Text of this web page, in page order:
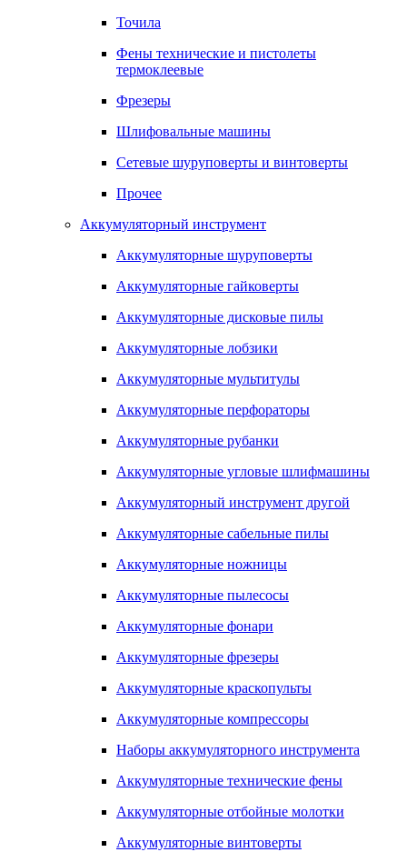
Точила
Фены технические и пистолеты
термоклеевые
Фрезеры
Шлифовальные машины
Сетевые шуруповерты и винтоверты
Прочее
Аккумуляторный инструмент
Аккумуляторные шуруповерты
Аккумуляторные гайковерты
Аккумуляторные дисковые пилы
Аккумуляторные лобзики
Аккумуляторные мультитулы
Аккумуляторные перфораторы
Аккумуляторные рубанки
Аккумуляторные угловые шлифмашины
Аккумуляторный инструмент другой
Аккумуляторные сабельные пилы
Аккумуляторные ножницы
Аккумуляторные пылесосы
Аккумуляторные фонари
Аккумуляторные фрезеры
Аккумуляторные краскопульты
Аккумуляторные компрессоры
Наборы аккумуляторного инструмента
Аккумуляторные технические фены
Аккумуляторные отбойные молотки
Аккумуляторные винтоверты